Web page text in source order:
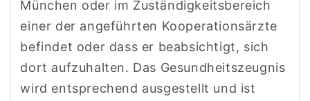
München oder im Zuständigkeitsbereich
einer der angeführten Kooperationsärzte
befindet oder dass er beabsichtigt, sich
dort aufzuhalten. Das Gesundheitszeugnis
wird entsprechend ausgestellt und ist